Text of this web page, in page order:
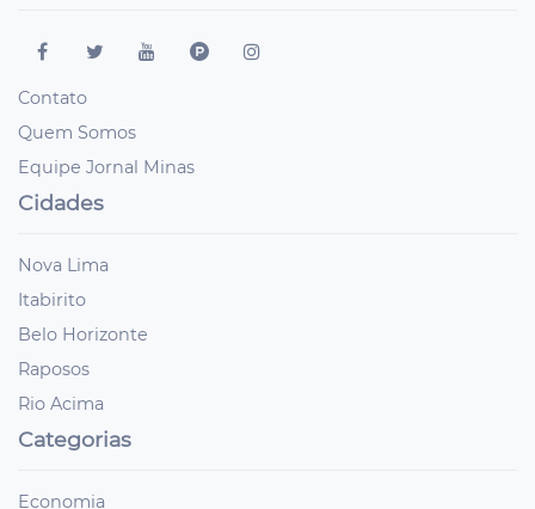
Contato
Quem Somos
Equipe Jornal Minas
Cidades
Nova Lima
Itabirito
Belo Horizonte
Raposos
Rio Acima
Categorias
Economia